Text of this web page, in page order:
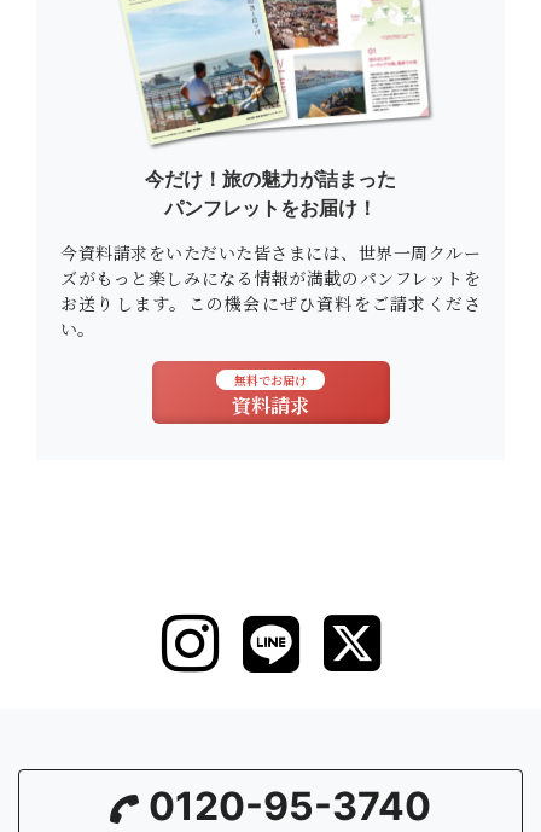
今だけ！旅の魅力が詰まった
パンフレットをお届け！
今資料請求をいただいた皆さまには、世界一周クルー
ズがもっと楽しみになる情報が満載のパンフレットを
お送りします。この機会にぜひ資料をご請求くださ
い。
無料でお届け
資料請求
0120-95-3740